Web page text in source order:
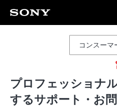
コンスーマ
プロフェッショナ
するサポート・お